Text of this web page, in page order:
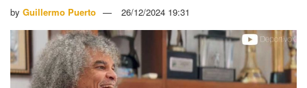
by Guillermo Puerto 26/12/2024 19:31